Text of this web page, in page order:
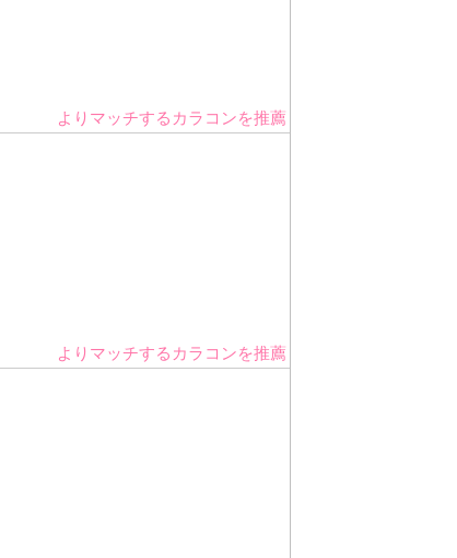
よりマッチするカラコンを推薦
よりマッチするカラコンを推薦